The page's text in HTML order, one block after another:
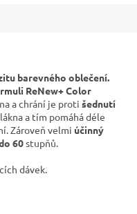
barevného oblečení.
ReNew+ Color
a chrání je proti šednutí
a tím pomáhá déle
Zároveň velmi účinný
60stupňů.
dávek.